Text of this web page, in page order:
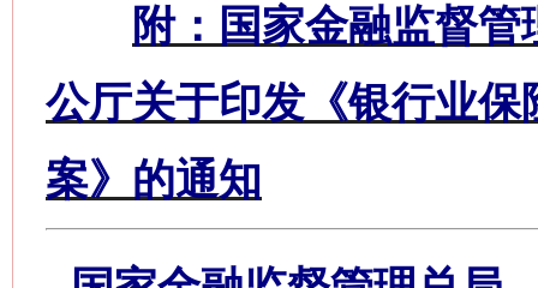
附：国家金融监督
公厅关于印发《银行业
案》的通知